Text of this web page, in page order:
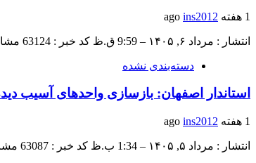
1 هفته ago ins2012
انتشار : مرداد ۶, ۱۴۰۵ – 9:59 ق.ظ کد خبر : 63124 مشاهده : 10…
دسته‌بندی نشده
استاندار اصفهان: بازسازی واحدهای آسیب
1 هفته ago ins2012
انتشار : مرداد ۵, ۱۴۰۵ – 1:34 ب.ظ کد خبر : 63087 مشاهده : 9…